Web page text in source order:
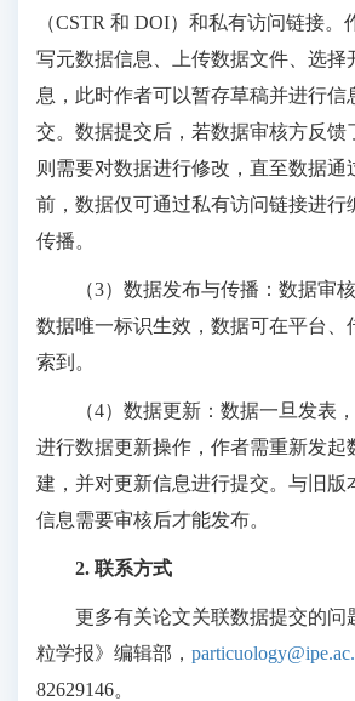
（CSTR 和 DOI）和私有访问链接
写元数据信息、上传数据文件、选择
息，此时作者可以暂存草稿并进行信
交。数据提交后，若数据审核方反馈
则需要对数据进行修改，直至数据通
前，数据仅可通过私有访问链接进行
传播。
（3）数据发布与传播：数据审
数据唯一标识生效，数据可在平台、
索到。
（4）数据更新：数据一旦发表
进行数据更新操作，作者需重新发起
建，并对更新信息进行提交。与旧版
信息需要审核后才能发布。
2. 联系方式
更多有关论文关联数据提交的问
粒学报》编辑部，
82629146。